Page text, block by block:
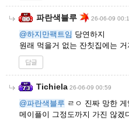
파란색블루 26-06-09
@하지만팩트임 당연하지
원래 먹을거 없는 잔칫집에는
답글
Tichiela 26-06-09 00:59
@파란색블루 ㄹㅇ 진짜 망한
메이플이 그정도까지 가진 않겠